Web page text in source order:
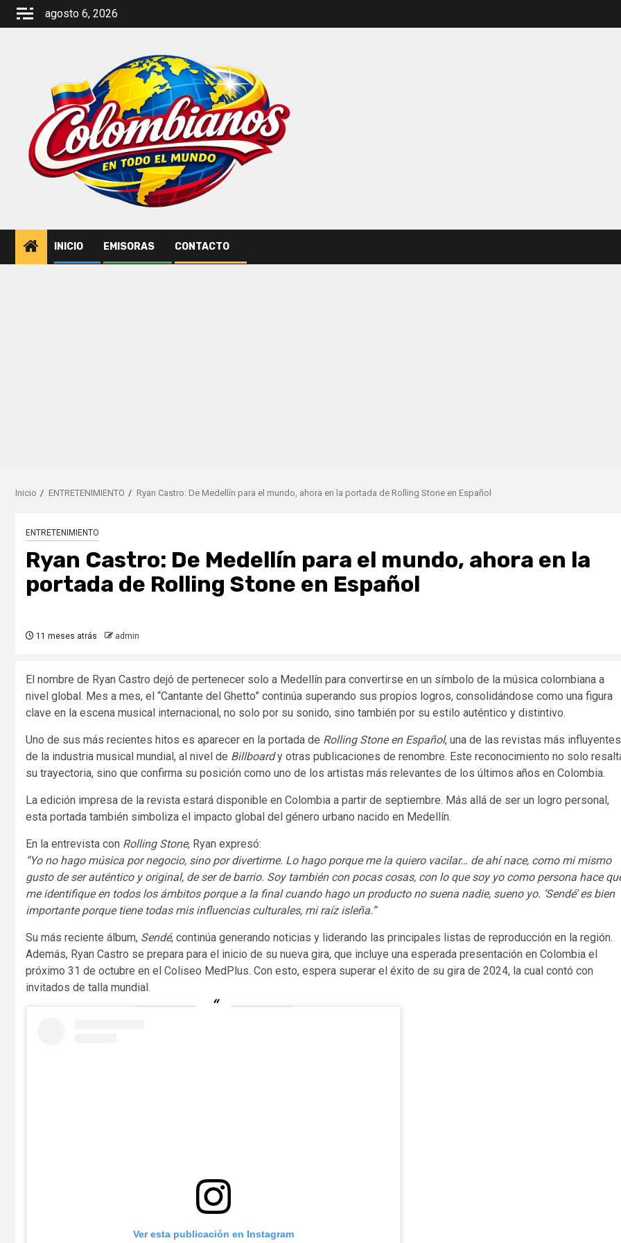
Saltar
agosto 6, 2026
INICIO EMISORAS CONTACTO
Inicio ENTRETENIMIENTO Ryan Castro: De Medellín para el mundo, ahora en la portada de Rolling Stone en Español
ENTRETENIMIENTO
Ryan Castro: De Medellín para el mundo, ahora en la
portada de Rolling Stone en Español
11 meses atrás admin
El nombre de Ryan Castro dejó de pertenecer solo a Medellín para convertirse en un símbolo de la música colombiana a
nivel global. Mes a mes, el “Cantante del Ghetto” continúa superando sus propios logros, consolidándose como una figura
clave en la escena musical internacional, no solo por su sonido, sino también por su estilo auténtico y distintivo.
Uno de sus más recientes hitos es aparecer en la portada de Rolling Stone en Español, una de las revistas más influyentes
de la industria musical mundial, al nivel de Billboardy otras publicaciones de renombre. Este reconocimiento no solo
su trayectoria, sino que confirma su posición como uno de los artistas más relevantes de los últimos años en Colombia.
La edición impresa de la revista estará disponible en Colombia a partir de septiembre. Más allá de ser un logro personal,
esta portada también simboliza el impacto global del género urbano nacido en Medellín.
En la entrevista con Rolling Stone, Ryan expresó:
“Yo no hago música por negocio, sino por divertirme. Lo hago porque me la quiero vacilar… de ahí nace, como mi mismo
gusto de ser auténtico y original, de ser de barrio. Soy también con pocas cosas, con lo que soy yo como persona hace
me identifique en todos los ámbitos porque a la final cuando hago un producto no suena nadie, sueno yo. ‘Sendé’ es bien
importante porque tiene todas mis influencias culturales, mi raíz isleña.”
Su más reciente álbum, Sendé, continúa generando noticias y liderando las principales listas de reproducción en la región.
Además, Ryan Castro se prepara para el inicio de su nueva gira, que incluye una esperada presentación en Colombia el
próximo 31 de octubre en el Coliseo MedPlus. Con esto, espera superar el éxito de su gira de 2024, la cual contó con
invitados de talla mundial.
Ver esta publicación en Instagram